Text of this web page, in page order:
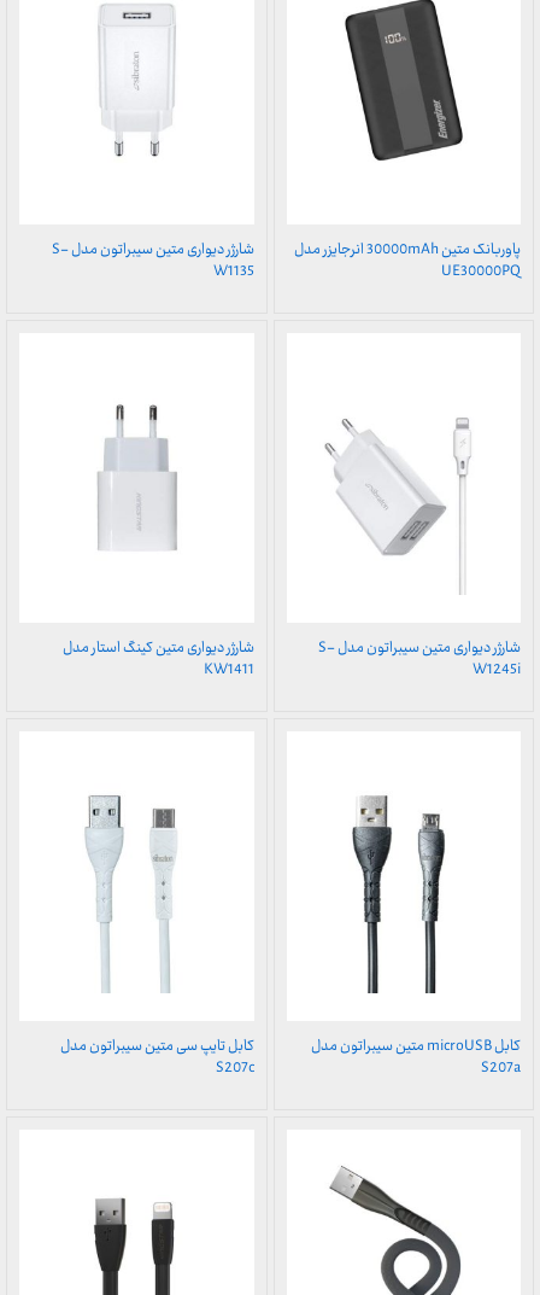
پاوربانک متین 30000mAh انرجایزر مدل
UE30000PQ
شارژر دیواری متین سیبراتون مدل S-
W1135
شارژر دیواری متین سیبراتون مدل S-
W1245i
شارژر دیواری متین کینگ استار مدل
KW1411
کابل microUSB متین سیبراتون مدل
S207a
کابل تایپ سی متین سیبراتون مدل
S207c